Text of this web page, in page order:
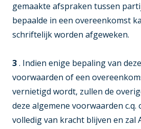
gemaakte afspraken tussen
bepaalde in een overeenkomst
schriftelijk worden afgeweken.
3. Indien enige bepaling van
voorwaarden of een
vernietigd wordt, zullen de
deze algemene voorwaarden
volledig van kracht blijven en zal